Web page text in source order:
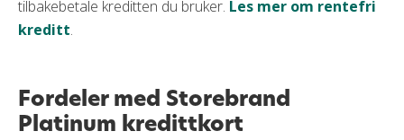
tilbakebetale kreditten du bruker. Les mer om rentefri
kreditt.
Fordeler med Storebrand
Platinum kredittkort